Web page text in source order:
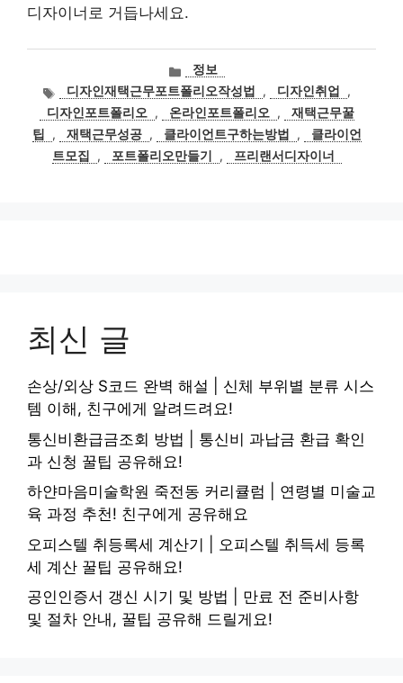
디자이너로 거듭나세요.
카
테
고
리
정보
태
그
디자인재택근무포트폴리오작성법 , 디자인취업
,
디자인포트폴리오
, 온라인포트폴리오 ,
재택근무꿀
팁
, 재택근무성공 , 클라이언트구하는방법 ,
클라이언
트모집
, 포트폴리오만들기 , 프리랜서디자이너
최신 글
손상/외상 S코드 완벽 해설 | 신체 부위별 분류 시스
템 이해, 친구에게 알려드려요!
통신비환급금조회 방법 | 통신비 과납금 환급 확인
과 신청 꿀팁 공유해요!
하얀마음미술학원 죽전동 커리큘럼 | 연령별 미술교
육 과정 추천! 친구에게 공유해요
오피스텔 취등록세 계산기 | 오피스텔 취득세 등록
세 계산 꿀팁 공유해요!
공인인증서 갱신 시기 및 방법 | 만료 전 준비사항
및 절차 안내, 꿀팁 공유해 드릴게요!